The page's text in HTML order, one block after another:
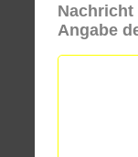
Angabe